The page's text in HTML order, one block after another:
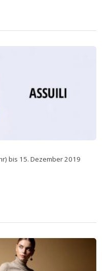
bis 15. Dezember 2019